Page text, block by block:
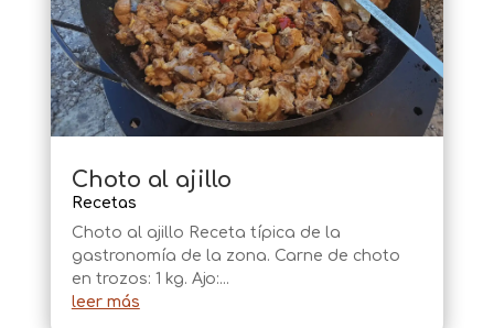
Choto al ajillo
Recetas
Choto al ajillo Receta típica de la
gastronomía de la zona. Carne de choto
en trozos: 1 kg. Ajo:...
leer más